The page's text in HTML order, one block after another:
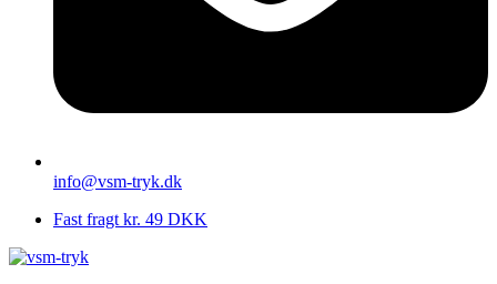
info@vsm-tryk.dk
Fast fragt kr. 49 DKK